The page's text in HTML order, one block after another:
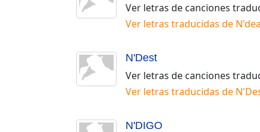
Ver letras de canciones
Ver letras traducidas de
N'Dest
Ver letras de canciones
Ver letras traducidas de
N'DIGO